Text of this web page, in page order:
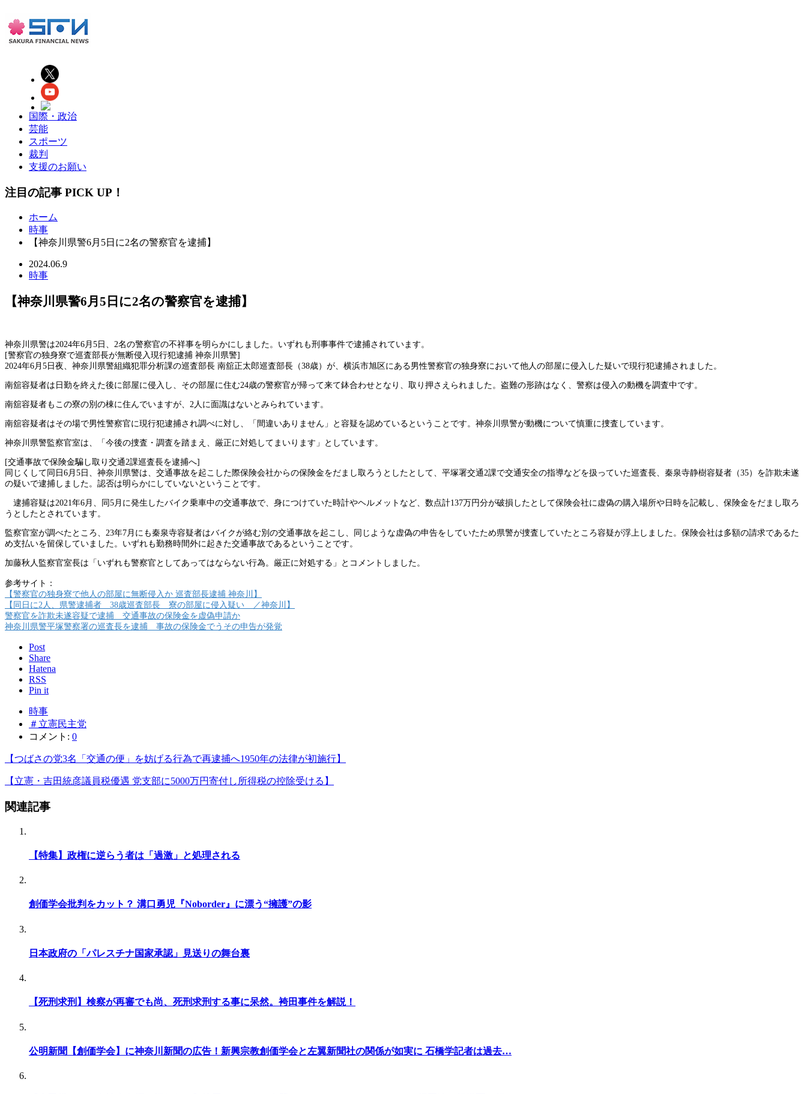
国際・政治
芸能
スポーツ
裁判
支援のお願い
注目の記事 PICK UP！
ホーム
時事
【神奈川県警6月5日に2名の警察官を逮捕】
2024.06.9
時事
【神奈川県警6月5日に2名の警察官を逮捕】
神奈川県警は2024年6月5日、2名の警察官の不祥事を明らかにしました。いずれも刑事事件で逮捕されています。
[警察官の独身寮で巡査部長が無断侵入現行犯逮捕 神奈川県警]
2024年6月5日夜、神奈川県警組織犯罪分析課の巡査部長 南舘正太郎巡査部長（38歳）が、横浜市旭区にある男性警察官の独身寮において他人の部屋に侵入した疑いで現行犯逮捕されました。
南舘容疑者は日勤を終えた後に部屋に侵入し、その部屋に住む24歳の警察官が帰って来て鉢合わせとなり、取り押さえられました。盗難の形跡はなく、警察は侵入の動機を調査中です。
南舘容疑者もこの寮の別の棟に住んでいますが、2人に面識はないとみられています。
南舘容疑者はその場で男性警察官に現行犯逮捕され調べに対し、「間違いありません」と容疑を認めているということです。神奈川県警が動機について慎重に捜査しています。
神奈川県警監察官室は、「今後の捜査・調査を踏まえ、厳正に対処してまいります」としています。
[交通事故で保険金騙し取り交通2課巡査長を逮捕へ]
同じくして同日6月5日、神奈川県警は、交通事故を起こした際保険会社からの保険金をだまし取ろうとしたとして、平塚署交通2課で交通安全の指導などを扱っていた巡査長、秦泉寺静樹容疑者（35）を詐欺未遂
の疑いで逮捕しました。認否は明らかにしていないということです。
逮捕容疑は2021年6月、同5月に発生したバイク乗車中の交通事故で、身につけていた時計やヘルメットなど、数点計137万円分が破損したとして保険会社に虚偽の購入場所や日時を記載し、保険金をだまし取ろ
うとしたとされています。
監察官室が調べたところ、23年7月にも秦泉寺容疑者はバイクが絡む別の交通事故を起こし、同じような虚偽の申告をしていたため県警が捜査していたところ容疑が浮上しました。保険会社は多額の請求であるた
め支払いを留保していました。いずれも勤務時間外に起きた交通事故であるということです。
加藤秋人監察官室長は「いずれも警察官としてあってはならない行為。厳正に対処する」とコメントしました。
参考サイト：
【警察官の独身寮で他人の部屋に無断侵入か 巡査部長逮捕 神奈川】
【同日に2人、県警逮捕者 38歳巡査部長 寮の部屋に侵入疑い ／神奈川】
警察官を詐欺未遂容疑で逮捕 交通事故の保険金を虚偽申請か
神奈川県警平塚警察署の巡査長を逮捕 事故の保険金でうその申告が発覚
Post
Share
Hatena
RSS
Pin it
時事
＃立憲民主党
コメント: 0
【つばさの党3名「交通の便」を妨げる行為で再逮捕へ1950年の法律が初施行】
【立憲・吉田統彦議員税優遇 党支部に5000万円寄付し所得税の控除受ける】
関連記事
【特集】政権に逆らう者は「過激」と処理される
創価学会批判をカット？ 溝口勇児『Noborder』に漂う“擁護”の影
日本政府の「パレスチナ国家承認」見送りの舞台裏
【死刑求刑】検察が再審でも尚、死刑求刑する事に呆然。袴田事件を解説！
公明新聞【創価学会】に神奈川新聞の広告！新興宗教創価学会と左翼新聞社の関係が如実に 石橋学記者は過去…